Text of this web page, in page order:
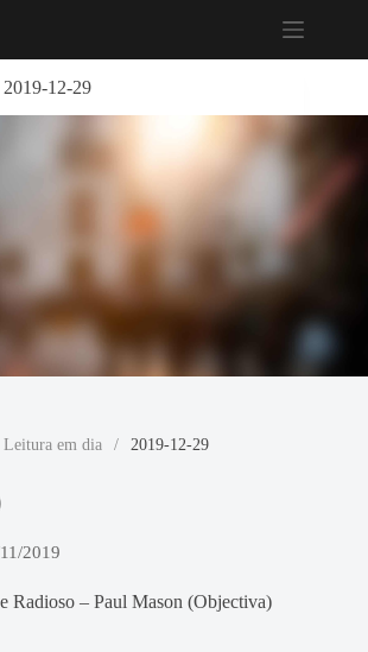
2019-12-29
Leitura em dia / 2019-12-29
2019
Radioso – Paul Mason (Objectiva)